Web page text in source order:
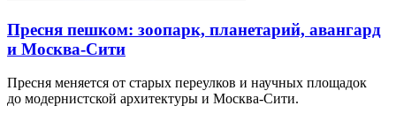
Пресня пешком: зоопарк, планетарий, авангард
и Москва-Сити
Пресня меняется от старых переулков и научных площадок
до модернистской архитектуры и Москва-Сити.